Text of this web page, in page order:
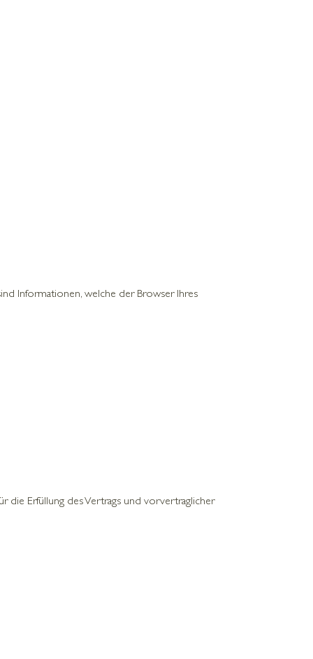
Informationen, welche der Browser Ihres
die Erfüllung des Vertrags und vorvertraglicher